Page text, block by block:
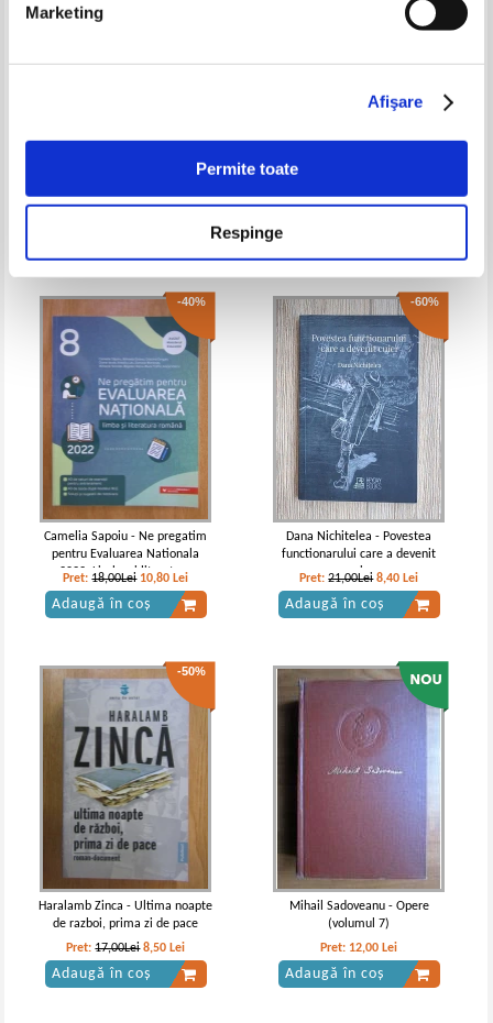
Marketing
Afişare
Permite toate
Respinge
Horia Tabacu - Drumul pana la
schite
Pret:12,00 Lei
A. I. Odobescu - Opere (volumul
Pret:10,00Lei 7,00 Lei
-40%
Camelia Sapoiu - Ne pregatim
pentru Evaluarea Nationala
2022. Limba si literatura
romana
Pret:18,00Lei 10,80 Lei
Adaugă în coș
-60%
Dana Nichitelea - Povestea
functionarului care a devenit
curier
Pret:21,00Lei 8,40 Lei
Adaugă în coș
-50%
Haralamb Zinca - Ultima noapte
de razboi, prima zi de pace
Pret:17,00Lei 8,50 Lei
Adaugă în coș
Mihail Sadoveanu - Opere
(volumul 7)
Pret: 12,00 Lei
Adaugă în coș